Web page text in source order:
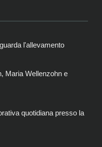
l'allevamento
Maria Wellenzohn e
quotidiana presso la